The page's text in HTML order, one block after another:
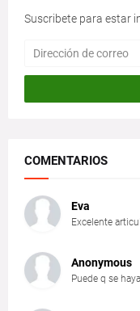
Suscribete para estar
COMENTARIOS
Eva
Excelente
Anonymous
Puede q se